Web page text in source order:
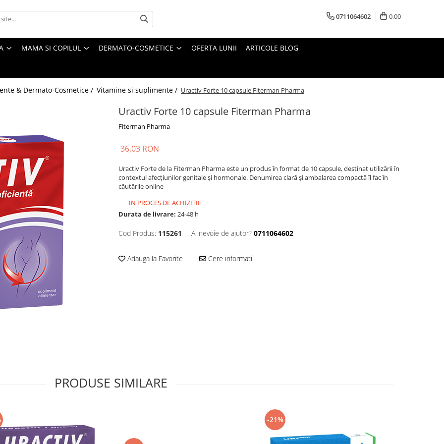
0711064602 0,00
MAMA SI COPILUL DERMATO-COSMETICE OFERTA LUNII ARTICOLE BLOG
& Dermato-Cosmetice / Vitamine si suplimente / Uractiv Forte 10 capsule Fiterman Pharma
Uractiv Forte 10 capsule Fiterman Pharma
Fiterman Pharma
36,03 RON
Uractiv Forte de la Fiterman Pharma este un produs în format de 10 capsule, destinat utilizării în
contextul afecțiunilor genitale și hormonale. Denumirea clară și ambalarea compactă îl fac în
căutările online
IN PROCES DE ACHIZITIE
Durata de livrare: 24-48 h
Cod Produs: 115261 Ai nevoie de ajutor? 0711064602
Adauga la Favorite Cere informatii
PRODUSE SIMILARE
-21%